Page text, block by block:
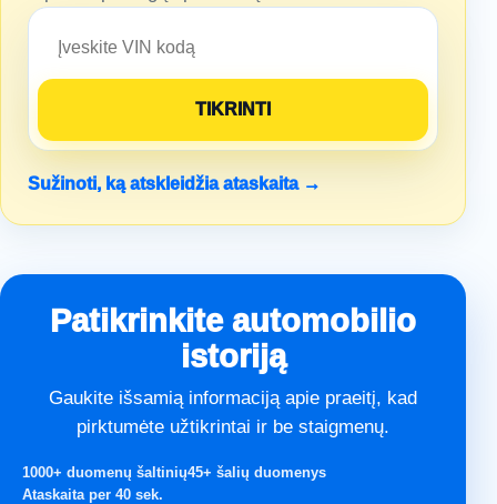
Sužinoti, ką atskleidžia ataskaita →
Patikrinkite automobilio
istoriją
Gaukite išsamią informaciją apie praeitį, kad
pirktumėte užtikrintai ir be staigmenų.
1000+ duomenų šaltinių45+ šalių duomenys
Ataskaita per 40 sek.